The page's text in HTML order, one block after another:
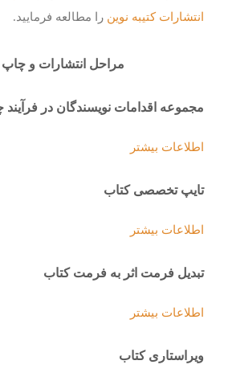
انتشارات کتیبه نوین را مطالعه فرمایید.
مراحل انتشارات و
مجموعه اقدامات نویسندگان در
اطلاعات بیشتر
تایپ تخصصی کتاب
اطلاعات بیشتر
تبدیل فرمت اثر به فرمت کتاب
اطلاعات بیشتر
ویراستاری کتاب